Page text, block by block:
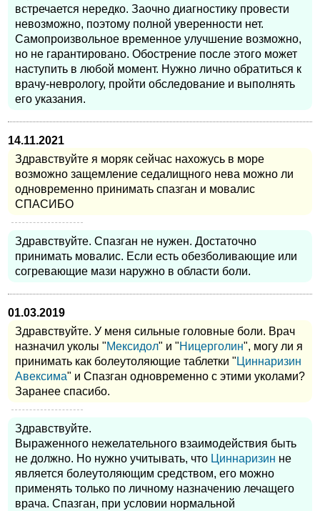
встречается нередко. Заочно диагностику провести
невозможно, поэтому полной уверенности нет.
Самопроизвольное временное улучшение возможно,
но не гарантировано. Обострение после этого может
наступить в любой момент. Нужно лично обратиться к
врачу-неврологу, пройти обследование и выполнять
его указания.
14.11.2021
Здравствуйте я моряк сейчас нахожусь в море
возможно защемление седалищного нева можно ли
одновременно принимать спазган и мовалис
СПАСИБО
Здравствуйте. Спазган не нужен. Достаточно
принимать мовалис. Если есть обезболивающие или
согревающие мази наружно в области боли.
01.03.2019
Здравствуйте. У меня сильные головные боли. Врач
назначил уколы "Мексидол" и "Ницерголин", могу ли я
принимать как болеутоляющие таблетки "Циннаризин
Авексима" и Спазган одновременно с этими уколами?
Заранее спасибо.
Здравствуйте.
Выраженного нежелательного взаимодействия быть
не должно. Но нужно учитывать, что Циннаризин не
является болеутоляющим средством, его можно
применять только по личному назначению лечащего
врача. Спазган, при условии нормальной